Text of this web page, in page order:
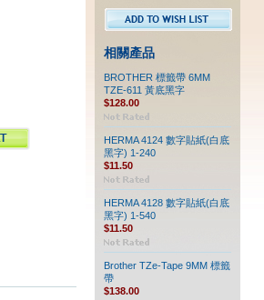
相關產品
BROTHER 標籤帶 6MM
TZE-611 黃底黑字
$128.00
HERMA 4124 數字貼紙(白底
黑字) 1-240
$11.50
HERMA 4128 數字貼紙(白底
黑字) 1-540
$11.50
Brother TZe-Tape 9MM 標籤
帶
$138.00